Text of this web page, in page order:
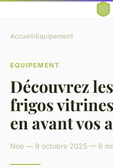
Accueil›Equipement
EQUIPEMENT
Découvrez
frigos
en avant vos
Noé — 9 octobre 2025 — 6